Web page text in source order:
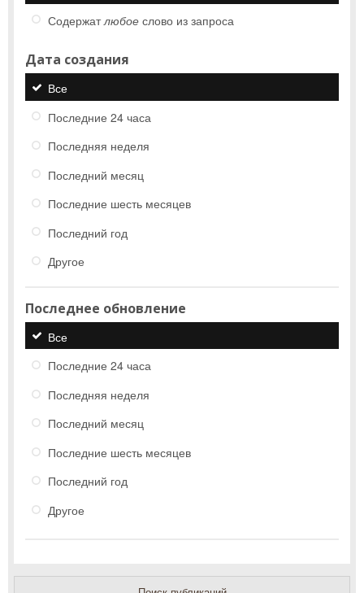
Содержатлюбое слово из запроса
Дата создания
Все
Последние 24 часа
Последняя неделя
Последний месяц
Последние шесть месяцев
Последний год
Другое
Последнее обновление
Все
Последние 24 часа
Последняя неделя
Последний месяц
Последние шесть месяцев
Последний год
Другое